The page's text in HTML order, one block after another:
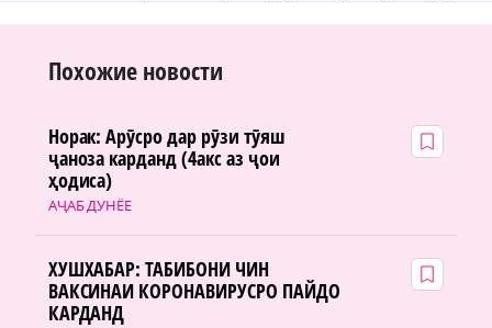
Похожие новости
АҶАБ ДУНЁЕ
Норак: Арӯсро дар рӯзи тӯяш
ҷаноза карданд (4акс аз ҷои
ҳодиса)
ХУШХАБАР: ТАБИБОНИ ЧИН
ВАКСИНАИ КОРОНАВИРУСРО ПАЙДО
КАРДАНД